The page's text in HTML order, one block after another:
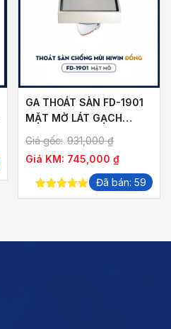
GA THOÁT SÀN FD-1901
MẶT MỜ LÁT GẠCH
THOÁT NƯỚC NHANH
Giá gốc: 931,000₫
Giá KM: 745,000 ₫
5.00out of
Đã bán: 59